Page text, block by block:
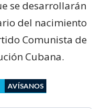
se desarrollarán
del nacimiento
Comunista de
Cubana.
AVÍSANOS